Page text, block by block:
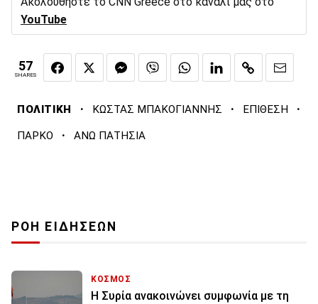
YouTube
57
SHARES
ΠΟΛΙΤΙΚΗ · ΚΩΣΤΑΣ ΜΠΑΚΟΓΙΑΝΝΗΣ · ΕΠΙΘΕΣΗ ·
ΠΑΡΚΟ · ΑΝΩ ΠΑΤΗΣΙΑ
ΡΟΗ ΕΙΔΗΣΕΩΝ
ΚΟΣΜΟΣ
Η Συρία ανακοινώνει συμφωνία με τη